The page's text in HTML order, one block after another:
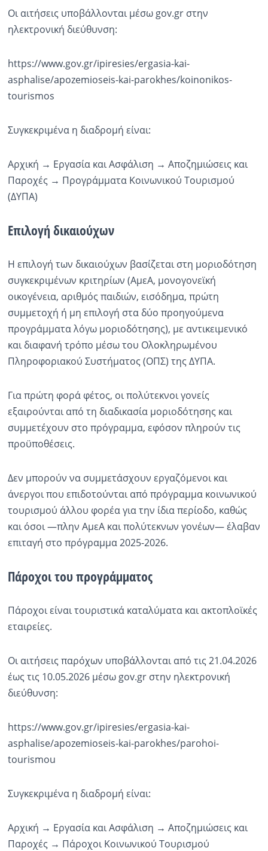
Οι αιτήσεις υποβάλλονται μέσω gov.gr στην
ηλεκτρονική διεύθυνση:
https://www.gov.gr/ipiresies/ergasia-kai-
asphalise/apozemioseis-kai-parokhes/koinonikos-
tourismos
Συγκεκριμένα η διαδρομή είναι:
Αρχική → Εργασία και Ασφάλιση → Αποζημιώσεις και
Παροχές → Προγράμματα Κοινωνικού Τουρισμού
(ΔΥΠΑ)
Επιλογή δικαιούχων
Η επιλογή των δικαιούχων βασίζεται στη μοριοδότηση
συγκεκριμένων κριτηρίων (ΑμεΑ, μονογονεϊκή
οικογένεια, αριθμός παιδιών, εισόδημα, πρώτη
συμμετοχή ή μη επιλογή στα δύο προηγούμενα
προγράμματα λόγω μοριοδότησης), με αντικειμενικό
και διαφανή τρόπο μέσω του Ολοκληρωμένου
Πληροφοριακού Συστήματος (ΟΠΣ) της ΔΥΠΑ.
Για πρώτη φορά φέτος, οι πολύτεκνοι γονείς
εξαιρούνται από τη διαδικασία μοριοδότησης και
συμμετέχουν στο πρόγραμμα, εφόσον πληρούν τις
προϋποθέσεις.
Δεν μπορούν να συμμετάσχουν εργαζόμενοι και
άνεργοι που επιδοτούνται από πρόγραμμα κοινωνικού
τουρισμού άλλου φορέα για την ίδια περίοδο, καθώς
και όσοι —πλην ΑμεΑ και πολύτεκνων γονέων— έλαβαν
επιταγή στο πρόγραμμα 2025-2026.
Πάροχοι του προγράμματος
Πάροχοι είναι τουριστικά καταλύματα και ακτοπλοϊκές
εταιρείες.
Οι αιτήσεις παρόχων υποβάλλονται από τις 21.04.2026
έως τις 10.05.2026 μέσω gov.gr στην ηλεκτρονική
διεύθυνση:
https://www.gov.gr/ipiresies/ergasia-kai-
asphalise/apozemioseis-kai-parokhes/parohoi-
tourismou
Συγκεκριμένα η διαδρομή είναι:
Αρχική → Εργασία και Ασφάλιση → Αποζημιώσεις και
Παροχές → Πάροχοι Κοινωνικού Τουρισμού